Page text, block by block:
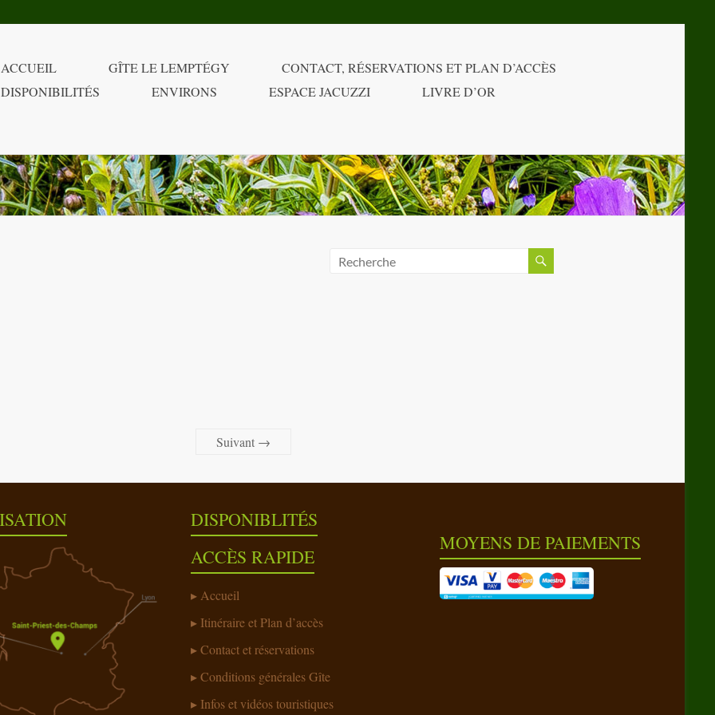
ACCUEIL GÎTE LE LEMPTÉGY
CONTACT, RÉSERVATIONS ET PLAN D’ACCÈS
DISPONIBILITÉS
ENVIRONS ESPACE JACUZZI LIVRE D’OR
Suivant →
DISPONIBLITÉS
ACCÈS RAPIDE
Accueil
Itinéraire et Plan d’accès
Contact et réservations
Conditions générales Gîte
Infos et vidéos touristiques
MOYENS DE PAIEMENTS